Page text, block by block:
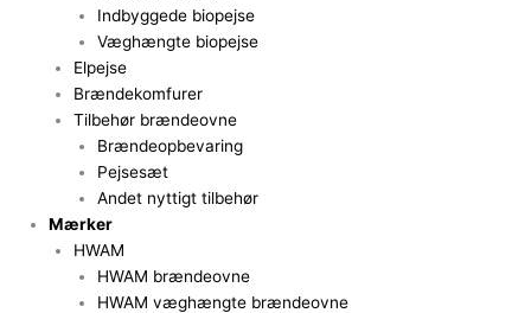
Indbyggede biopejse
Væghængte biopejse
Elpejse
Brændekomfurer
Tilbehør brændeovne
Brændeopbevaring
Pejsesæt
Andet nyttigt tilbehør
Mærker
HWAM
HWAM brændeovne
HWAM væghængte brændeovne